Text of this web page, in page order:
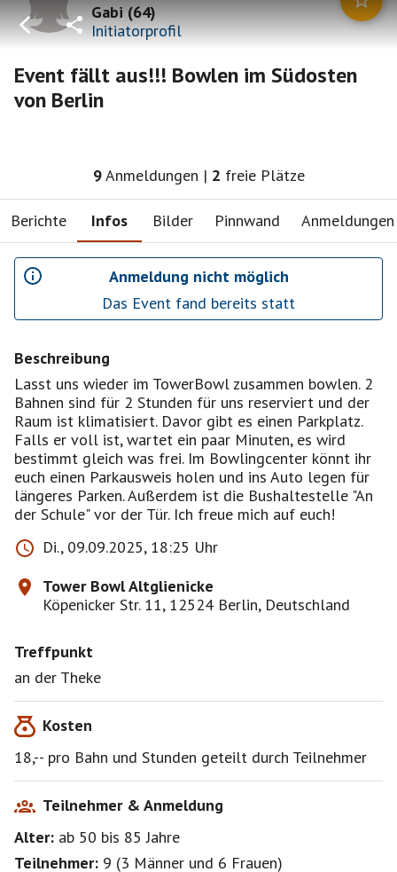
Gabi(64)
Initiatorprofil
Event fällt aus!!! Bowlen im Südosten
von Berlin
9Anmeldungen | 2 freie Plätze
Berichte Infos Bilder Pinnwand Anmeldungen
Anmeldung nicht möglich
Das Event fand bereits statt
Beschreibung
Lasst uns wieder im TowerBowl zusammen bowlen. 2
Bahnen sind für 2 Stunden für uns reserviert und der
Raum ist klimatisiert. Davor gibt es einen Parkplatz.
Falls er voll ist, wartet ein paar Minuten, es wird
bestimmt gleich was frei. Im Bowlingcenter könnt ihr
euch einen Parkausweis holen und ins Auto legen für
längeres Parken. Außerdem ist die Bushaltestelle "An
der Schule" vor der Tür. Ich freue mich auf euch!
Di., 09.09.2025, 18:25 Uhr
Tower Bowl Altglienicke
Köpenicker Str. 11, 12524 Berlin, Deutschland
Treffpunkt
an der Theke
Kosten
18,-- pro Bahn und Stunden geteilt durch Teilnehmer
Teilnehmer & Anmeldung
Alter: ab 50 bis 85Jahre
Teilnehmer: 9 (3 Männer und 6 Frauen)